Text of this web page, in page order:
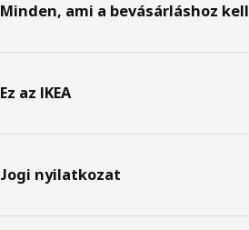
Minden, ami a bevásárláshoz kell
Ez az IKEA
Jogi nyilatkozat